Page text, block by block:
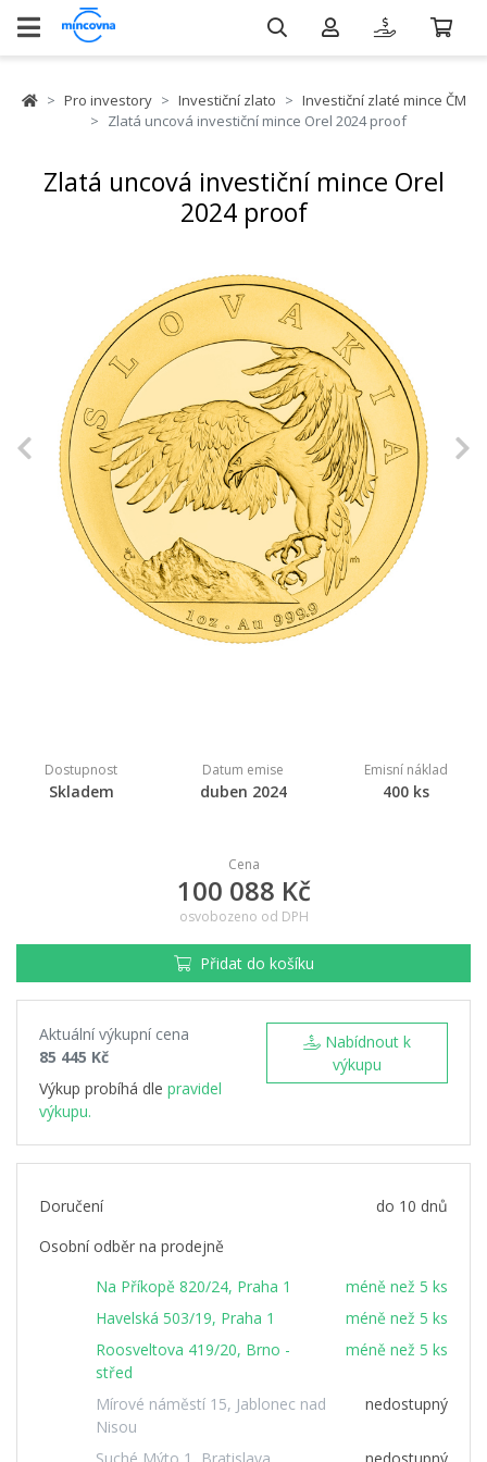
Pro investory Investiční zlato
Investiční zlaté mince ČM
Zlatá uncová investiční mince Orel 2024 proof
Zlatá uncová investiční mince Orel
2024 proof
Previous
Dostupnost
Skladem
Datum emise
duben 2024
Emisní náklad
400 ks
Cena
100 088 Kč
osvobozeno od DPH
Přidat do košíku
Aktuální výkupní cena
85 445 Kč
Výkup probíhá dle pravidel
výkupu.
výkupu
Doručení
do 10 dnů
Osobní odběr na prodejně
Na Příkopě 820/24, Praha 1
méně než 5 ks
Havelská 503/19, Praha 1
méně než 5 ks
Roosveltova 419/20, Brno -
střed
méně než 5 ks
Mírové náměstí 15, Jablonec nad
Nisou
nedostupný